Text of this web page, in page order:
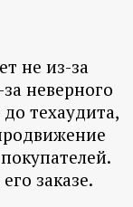
не из-за
неверного
техаудита,
заказе.